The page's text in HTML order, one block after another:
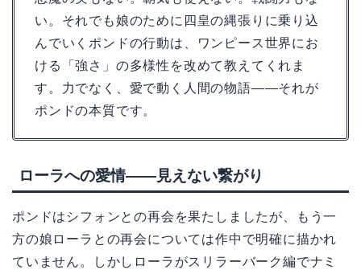
い。それでも娘のために四皇の縄張りに乗り込
んでいくポンドの行動は、ワンピース世界にお
ける「強さ」の多様性を改めて教えてくれま
す。力でなく、愛で動く人間の物語——それが
ポンドの本質です。
ローラへの愛情——見えない繋がり
ポンドはシフォンとの再会を果たしましたが、もう一
方の娘ローラとの再会については作中で明確に描かれ
ていません。しかしローラがスリラーバーク編でナミ